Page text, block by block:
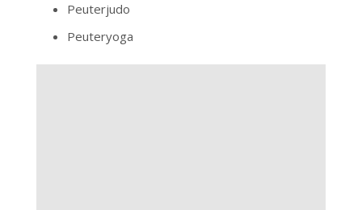
Peuterjudo
Peuteryoga